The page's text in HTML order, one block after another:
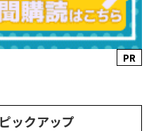
PR
ックアップ